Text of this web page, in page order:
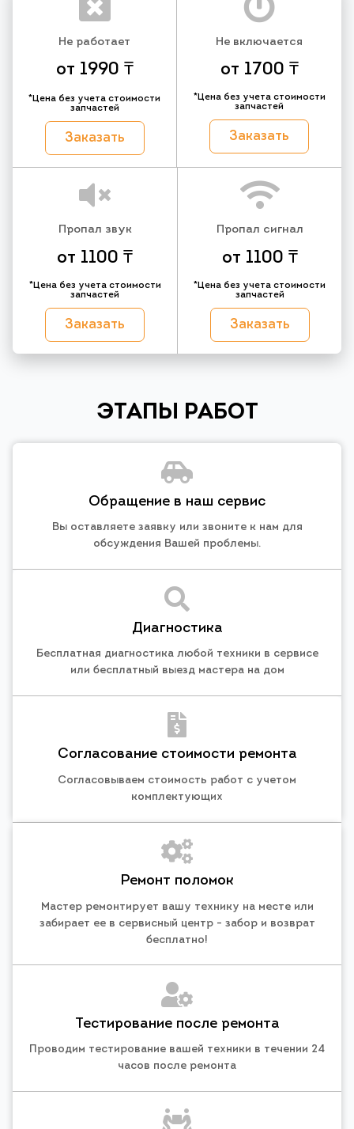
Не работает
от 1990 ₸
*Цена без учета стоимости
запчастей
Заказать
Не включается
от 1700 ₸
*Цена без учета стоимости
запчастей
Заказать
Пропал звук
от 1100 ₸
*Цена без учета стоимости
запчастей
Заказать
Пропал сигнал
от 1100 ₸
*Цена без учета стоимости
запчастей
Заказать
ЭТАПЫ РАБОТ
Обращение в наш сервис
Вы оставляете заявку или звоните к нам для
обсуждения Вашей проблемы.
Диагностика
Бесплатная диагностика любой техники в сервисе
или бесплатный выезд мастера на дом
Согласование стоимости ремонта
Согласовываем стоимость работ с учетом
комплектующих
Ремонт поломок
Мастер ремонтирует вашу технику на месте или
забирает ее в сервисный центр - забор и возврат
бесплатно!
Тестирование после ремонта
Проводим тестирование вашей техники в течении 24
часов после ремонта